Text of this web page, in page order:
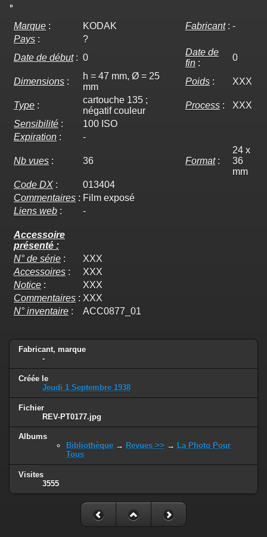
Marque : KODAK Fabricant: -
Pays :
?
Date de début: 0
Date de
fin :
0
Dimensions :
h = 47 mm, Ø = 25
mm
Poids : XXX
Type :
cartouche 135 ;
négatif couleur
Process :
XXX
Sensibilité :
100 ISO
Expiration : -
Nb vues : 36 Format:
24 x
36
mm
Code DX :
013404
Commentaires : Film exposé
Liens web : -
Accessoire
présenté :
N° de série :
XXX
Accessoires :
XXX
Notice :
XXX
Commentaires : XXX
N° inventaire : ACC0877_01
Fabricant, marque
-
Créée le
Jeudi 1 Septembre 1938
Fichier
REV-PT0177.jpg
Albums
Bibliothèque → Revues >> → La Photo Pour
Tous
Visites
3555